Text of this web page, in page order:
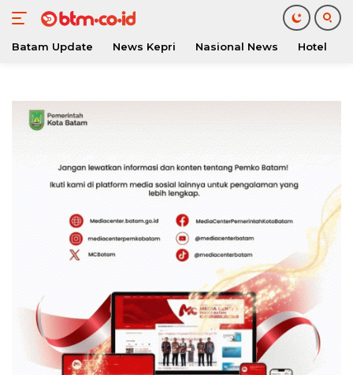
konten
Batam Update News Kepri Nasional News Hotel